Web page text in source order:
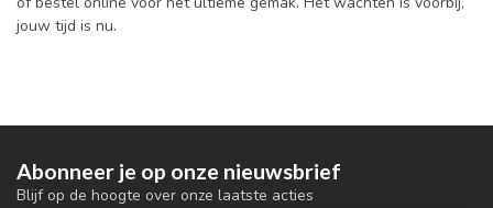
jouw tijd is nu.
Abonneer je op onze nieuwsbrief
Blijf op de hoogte over onze laatste acties